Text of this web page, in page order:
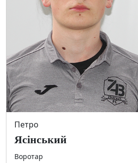
Петро
Ясінський
Воротар